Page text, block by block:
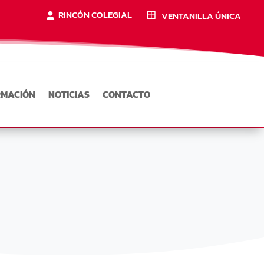
RINCÓN COLEGIAL VENTANILLA ÚNICA
NOTICIAS CONTACTO